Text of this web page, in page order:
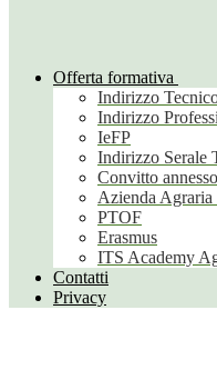
Offerta formativa
Indirizzo
Indirizzo
IeFP
Indirizzo Serale
Convitto annesso
Azienda Agraria
PTOF
Erasmus
ITS Academy
Contatti
Privacy